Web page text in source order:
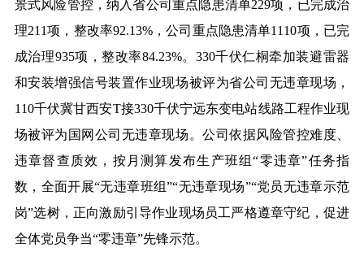
景式风险管控，纳入省公司重点隐患清单229项，已完成治
理211项，整改率92.13%，公司重点隐患清单1110项，已完
成治理935项，整改率84.23%。330千伏仁桐牵加装避雷器
和安装增强信号装置作业现场被评为省公司无违章现场，
110千伏冀甘西安T接330千伏宁远东变电站线路工程作业现
场被评为国网公司无违章现场。公司依据风险管控难度、
违章督查质效，按月测算发布生产班组“零违章”任务指
数，全面开展“无违章班组”“无违章现场”“党员无违章示范
岗”选树，正向激励引导作业现场员工严格遵章守纪，促进
全体党员争当“零违章”先锋示范。